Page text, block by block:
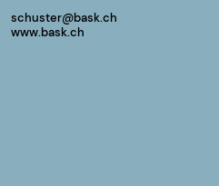
schuster@bask.ch
www.bask.ch